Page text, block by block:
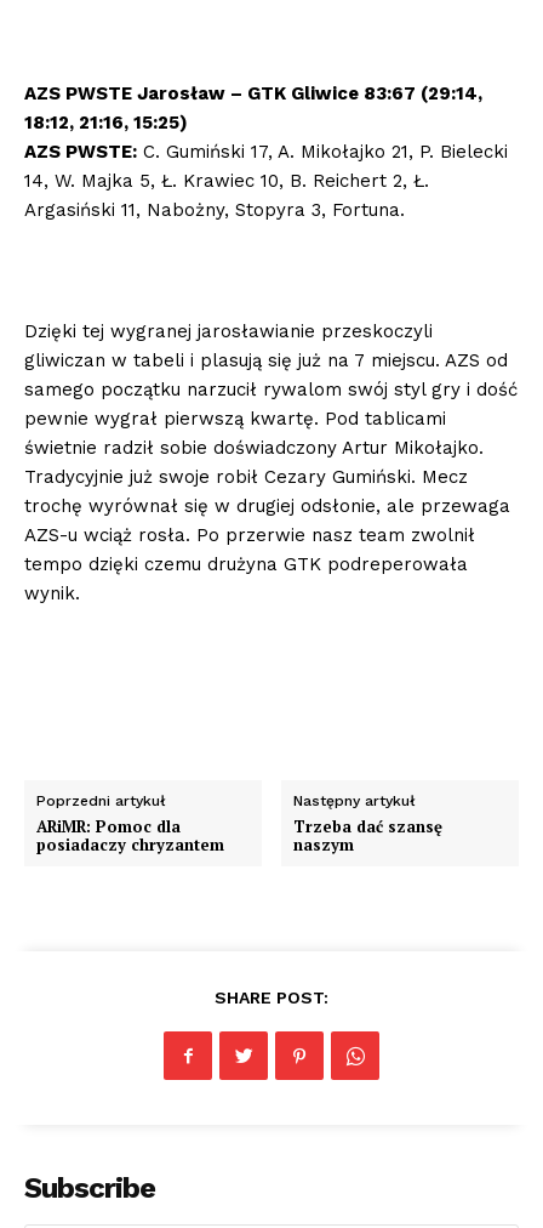
AZS PWSTE Jarosław – GTK Gliwice 83:67 (29:14,
18:12, 21:16, 15:25)
AZS PWSTE: C. Gumiński 17, A. Mikołajko 21, P. Bielecki
14, W. Majka 5, Ł. Krawiec 10, B. Reichert 2, Ł.
Argasiński 11, Nabożny, Stopyra 3, Fortuna.
Dzięki tej wygranej jarosławianie przeskoczyli
gliwiczan w tabeli i plasują się już na 7 miejscu. AZS od
samego początku narzucił rywalom swój styl gry i dość
pewnie wygrał pierwszą kwartę. Pod tablicami
świetnie radził sobie doświadczony Artur Mikołajko.
Tradycyjnie już swoje robił Cezary Gumiński. Mecz
trochę wyrównał się w drugiej odsłonie, ale przewaga
AZS-u wciąż rosła. Po przerwie nasz team zwolnił
tempo dzięki czemu drużyna GTK podreperowała
wynik.
Poprzedni artykuł
ARiMR: Pomoc dla
posiadaczy chryzantem
Następny artykuł
Trzeba dać szansę
naszym
SHARE POST:
Subscribe